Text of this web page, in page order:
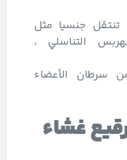
تنتقل جنسيا مثل
التناسلي ،
سرطان الأعضاء
غشاء